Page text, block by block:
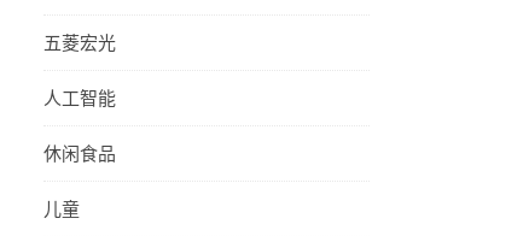
五菱宏光
人工智能
休闲食品
儿童